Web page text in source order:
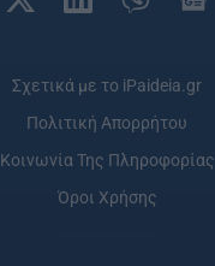
Σχετικά με το iPaideia.gr
Πολιτική Απορρήτου
Κοινωνία Της Πληροφορίας
Όροι Χρήσης